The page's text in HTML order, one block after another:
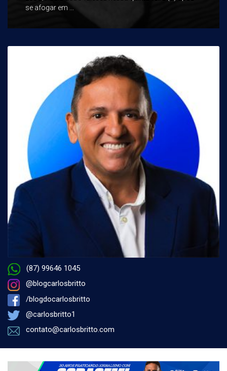
se afogar em ...
(87) 99646 1045
@blogcarlosbritto
/blogdocarlosbritto
@carlosbritto1
contato@carlosbritto.com